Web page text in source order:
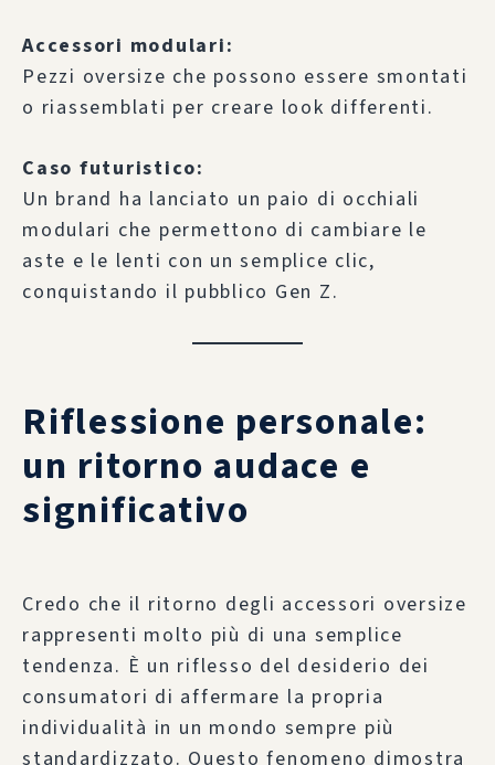
Accessori modulari:
Pezzi oversize che possono essere smontati
o riassemblati per creare look differenti.
Caso futuristico:
Un brand ha lanciato un paio di occhiali
modulari che permettono di cambiare le
aste e le lenti con un semplice clic,
conquistando il pubblico Gen Z.
Riflessione personale:
un ritorno audace e
significativo
Credo che il ritorno degli accessori oversize
rappresenti molto più di una semplice
tendenza. È un riflesso del desiderio dei
consumatori di affermare la propria
individualità in un mondo sempre più
standardizzato. Questo fenomeno dimostra